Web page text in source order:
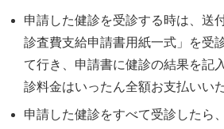
申請した健診を受診する時は、送
診査費支給申請書用紙一式」を受
て行き、申請書に健診の結果を記
診料金はいったん全額お支払いい
申請した健診をすべて受診したら、